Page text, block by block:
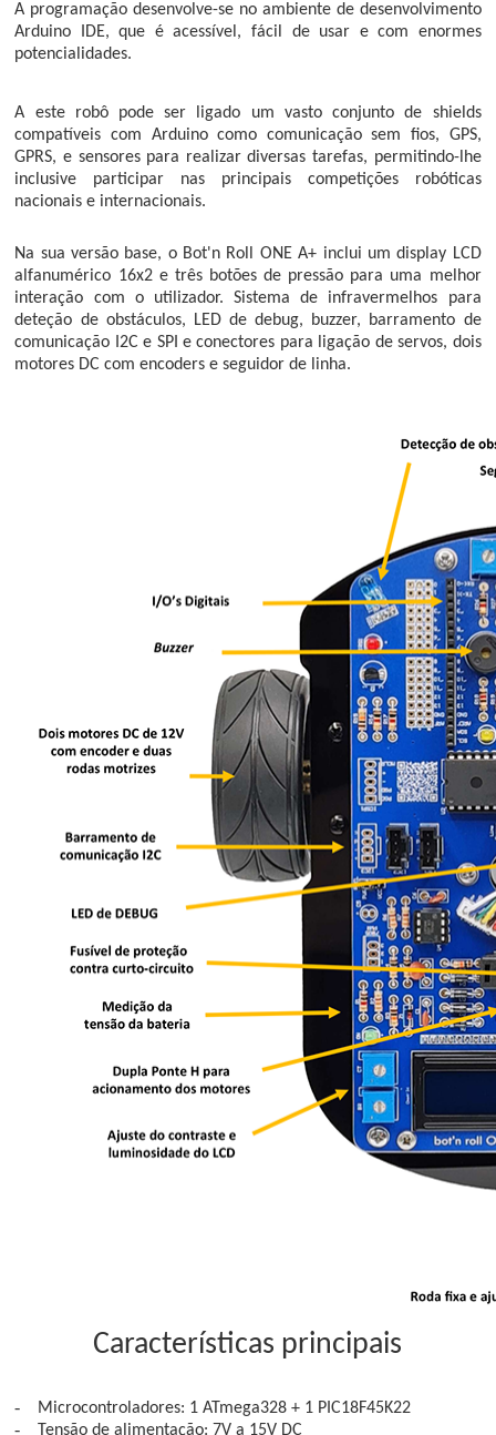
A programação desenvolve-se no ambiente de desenvolvimento
Arduino IDE, que é acessível, fácil de usar e com enormes
potencialidades.
A este robô pode ser ligado um vasto conjunto de shields
compatíveis com Arduinocomo comunicação sem fios, GPS,
GPRS, e sensores para realizar diversas tarefas, permitindo-lhe
inclusive participar nas principais competições robóticas
nacionais e internacionais.
Na sua versão base, o Bot'n Roll ONE A+ inclui umdisplay LCD
alfanumérico 16x2 e três botões de pressão para uma melhor
interação com o utilizador. Sistema de infravermelhos para
deteção de obstáculos, LED de debug, buzzer, barramento de
comunicação I2C e SPI e conectores para ligação de servos, dois
motores DC com encoders e seguidor de linha.
Características principais
- Microcontroladores: 1 ATmega328+ 1 PIC18F45K22
- Tensão de alimentação: 7V a 15V DC